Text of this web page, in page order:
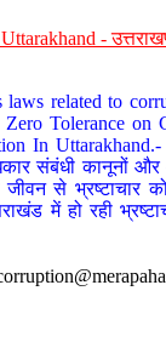
-
related to
Tolerance on
In Uttarakhand.-
संबंधी कानूनों
से भ्रष्टाचार
में हो रही